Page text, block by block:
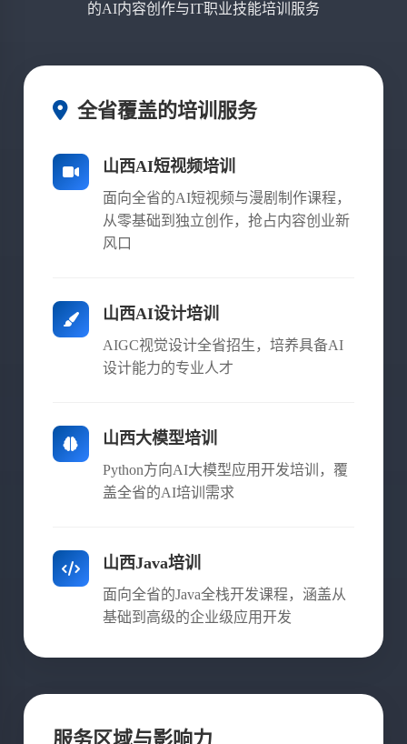
的AI内容创作与IT职业技能培训服务
全省覆盖的培训服务
山西AI短视频培训
面向全省的AI短视频与漫剧制作课程，
从零基础到独立创作，抢占内容创业新
风口
山西AI设计培训
AIGC视觉设计全省招生，培养具备AI
设计能力的专业人才
山西大模型培训
Python方向AI大模型应用开发培训，覆
盖全省的AI培训需求
山西Java培训
面向全省的Java全栈开发课程，涵盖从
基础到高级的企业级应用开发
服务区域与影响力